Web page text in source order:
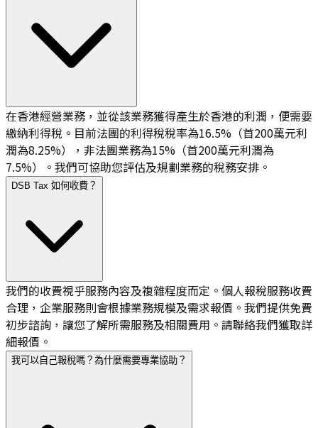
在香港經營業務，並從該業務獲得產生於香港的利潤，便需要
繳納利得稅。目前法團的利得稅稅率為16.5%（首200萬元利
潤為8.25%），非法團業務為15%（首200萬元利潤為
7.5%）。我們可協助您評估及規劃業務的稅務安排。
DSB Tax 如何收費？
我們的收費視乎服務內容及複雜程度而定。個人報稅服務收費
合理，企業服務則會根據業務規模及需求報價。我們提供免費
初步諮詢，讓您了解所需服務及相關費用。請聯絡我們獲取詳
細報價。
我可以自己報稅嗎？為什麼需要專業協助？